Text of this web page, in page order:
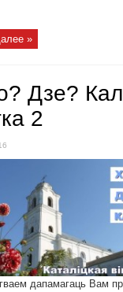
»
Дзе?
2
дапамагаць Вам